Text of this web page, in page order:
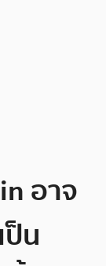
อาจ
ป็น